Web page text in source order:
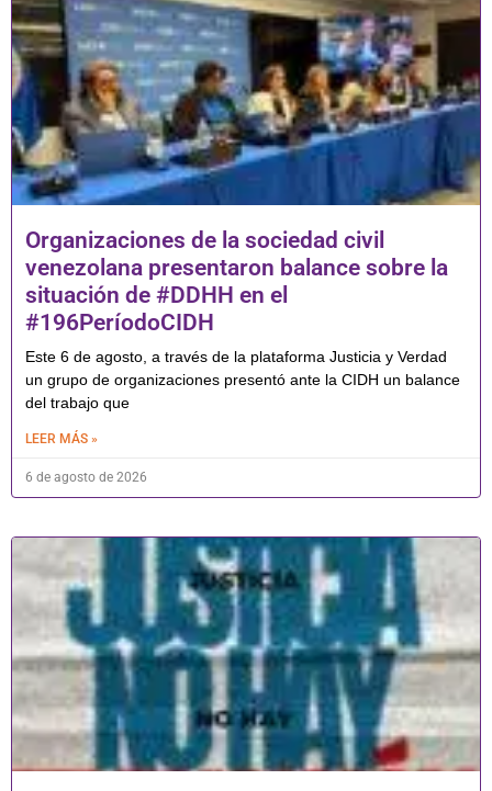
Organizaciones de la sociedad civil
venezolana presentaron balance sobre la
situación de #DDHH en el
#196PeríodoCIDH
Este 6 de agosto, a través de la plataforma Justicia y Verdad
un grupo de organizaciones presentó ante la CIDH un balance
del trabajo que
LEER MÁS »
6 de agosto de 2026